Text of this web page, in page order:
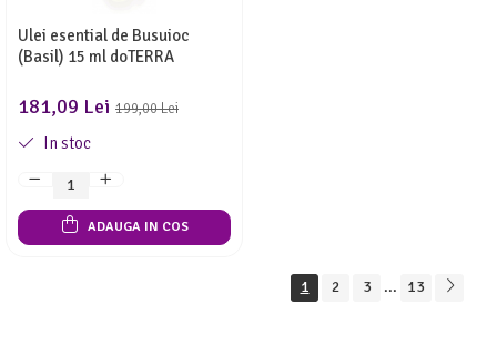
Ulei esential de Busuioc
(Basil) 15 ml doTERRA
199,00 Lei
181,09 Lei
In stoc
ADAUGA IN COS
1 2 3 ... 13